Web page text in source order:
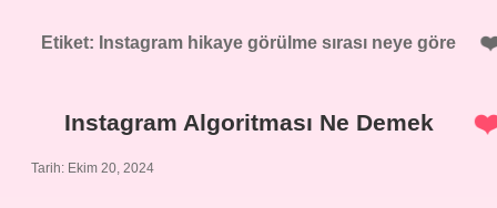
Etiket: Instagram hikaye görülme sırası neye göre
Instagram Algoritması Ne Demek
Tarih: Ekim 20, 2024